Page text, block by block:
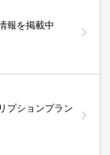
報を掲載中
プションプラン